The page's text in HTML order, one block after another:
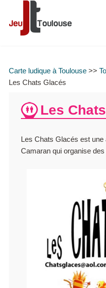
Carte ludique à Toulouse>>
Les Chats Glacés
Les
Les Chats Glacés est
Camaran qui organise